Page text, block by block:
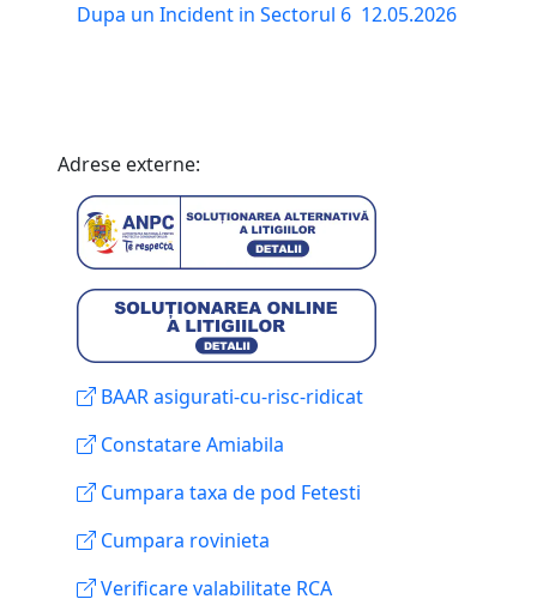
Dupa un Incident in Sectorul 6 12.05.2026
Adrese externe:
BAAR asigurati-cu-risc-ridicat
Constatare Amiabila
Cumpara taxa de pod Fetesti
Cumpara rovinieta
Verificare valabilitate RCA